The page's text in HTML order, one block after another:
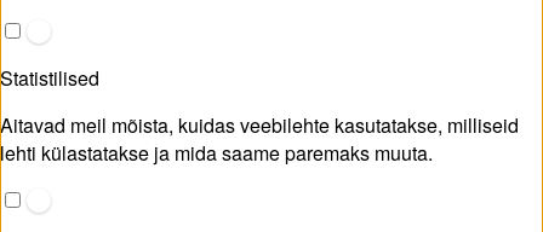
Statistilised
Aitavad meil mõista, kuidas veebilehte kasutatakse, milliseid
lehti külastatakse ja mida saame paremaks muuta.